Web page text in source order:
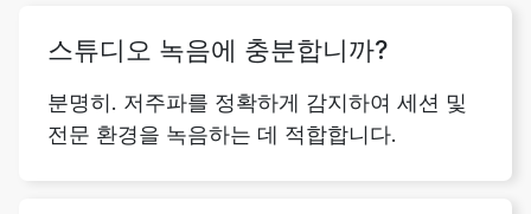
스튜디오 녹음에 충분합니까?
분명히. 저주파를 정확하게 감지하여 세션 및
전문 환경을 녹음하는 데 적합합니다.